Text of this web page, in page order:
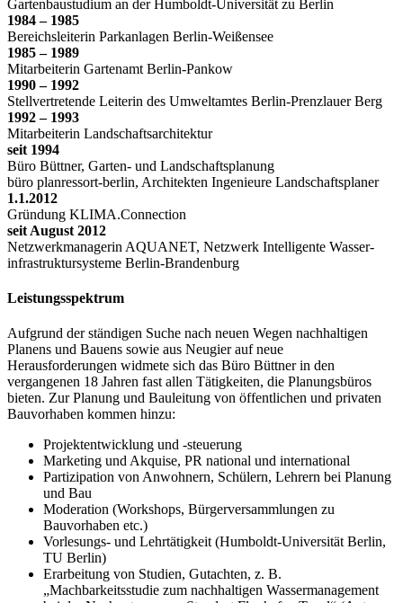
Gartenbaustudium an der Humboldt-Universität zu Berlin
1984 – 1985
Bereichsleiterin Parkanlagen Berlin-Weißensee
1985 – 1989
Mitarbeiterin Gartenamt Berlin-Pankow
1990 – 1992
Stellvertretende Leiterin des Umweltamtes Berlin-Prenzlauer Berg
1992 – 1993
Mitarbeiterin Landschaftsarchitektur
seit 1994
Büro Büttner, Garten- und Landschaftsplanung
büro planressort-berlin, Architekten Ingenieure Landschaftsplaner
1.1.2012
Gründung KLIMA.Connection
seit August 2012
Netzwerkmanagerin AQUANET, Netzwerk Intelligente Wasser-
infrastruktursysteme Berlin-Brandenburg
Leistungsspektrum
Aufgrund der ständigen Suche nach neuen Wegen nachhaltigen
Planens und Bauens sowie aus Neugier auf neue
Herausforderungen widmete sich das Büro Büttner in den
vergangenen 18 Jahren fast allen Tätigkeiten, die Planungsbüros
bieten. Zur Planung und Bauleitung von öffentlichen und privaten
Bauvorhaben kommen hinzu:
Projektentwicklung und -steuerung
Marketing und Akquise, PR national und international
Partizipation von Anwohnern, Schülern, Lehrern bei Planung
und Bau
Moderation (Workshops, Bürgerversammlungen zu
Bauvorhaben etc.)
Vorlesungs- und Lehrtätigkeit (Humboldt-Universität Berlin,
TU Berlin)
Erarbeitung von Studien, Gutachten, z. B.
„Machbarkeitsstudie zum nachhaltigen Wassermanagement